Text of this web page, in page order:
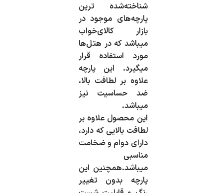
شناخته‌شده ترین
پارچه‌های موجود در
بازار کالای‌خواب
میباشد که در هتل‌ها
مورد استفاده قرار
میگیرد. این پارچه
علاوه‌ بر لطافت بالا،
ضد حساسیت نیز
میباشد.
این محصول علاوه‌ بر
لطافت بالایی که دارد،
دارای دوام و ضخامت
مناسبی
میباشد.همچنین این
پارچه بدون تغییر